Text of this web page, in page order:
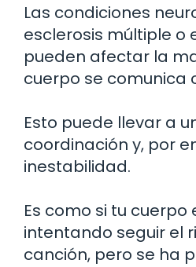
Las condiciones
esclerosis múltiple o
pueden afectar la
cuerpo se comunica
Esto puede llevar a
coordinación y, por
inestabilidad.
Es como si tu cuerpo
intentando seguir el
canción, pero se ha